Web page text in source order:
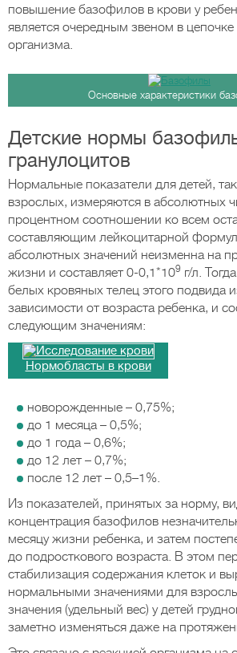
повышение базофилов в крови у
является очередным звеном в
организма.
Основные характеристики
Детские нормы
гранулоцитов
Нормальные показатели для детей,
взрослых, измеряются в абсолютных
процентном соотношении ко всем
составляющим лейкоцитарной
абсолютных значений неизменна на
жизни и составляет 0-0,1*109 г/л.
белых кровяных телец этого подвида
зависимости от возраста ребенка, и
следующим значениям:
Нормобласты в крови
новорожденные – 0,75%;
до 1 месяца – 0,5%;
до 1 года – 0,6%;
до 12 лет – 0,7%;
после 12 лет – 0,5–1%.
Из показателей, принятых за норму,
концентрация базофилов
месяцу жизни ребенка, и затем
до подросткового возраста. В этом
стабилизация содержания клеток и
нормальными значениями для
значения (удельный вес) у детей
заметно изменяться даже на